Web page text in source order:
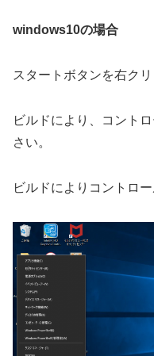
windows10の場合
スタートボタンを右ク
ビルドにより、コント
さい。
ビルドによりコントロ